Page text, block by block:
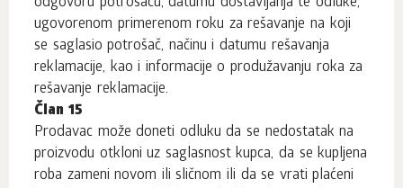
ugovorenom primerenom roku za rešavanje na koji
se saglasio potrošač, načinu i datumu rešavanja
reklamacije, kao i informacije o produžavanju roka za
rešavanje reklamacije.
Član 15
Prodavac može doneti odluku da se nedostatak na
proizvodu otkloni uz saglasnost kupca, da se kupljena
roba zameni novom ili sličnom ili da se vrati plaćeni